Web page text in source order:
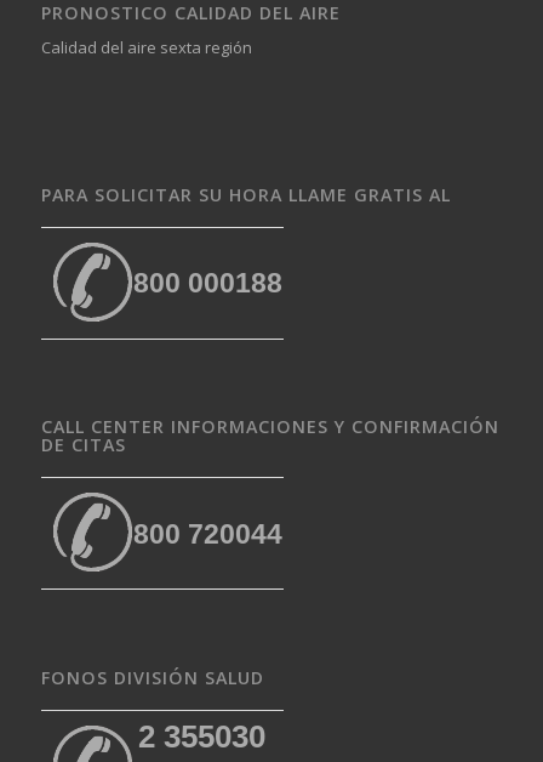
PRONOSTICO CALIDAD DEL AIRE
Calidad del aire sexta región
PARA SOLICITAR SU HORA LLAME GRATIS AL
800 000188
CALL CENTER INFORMACIONES Y CONFIRMACIÓN
DE CITAS
800 720044
FONOS DIVISIÓN SALUD
2 355030